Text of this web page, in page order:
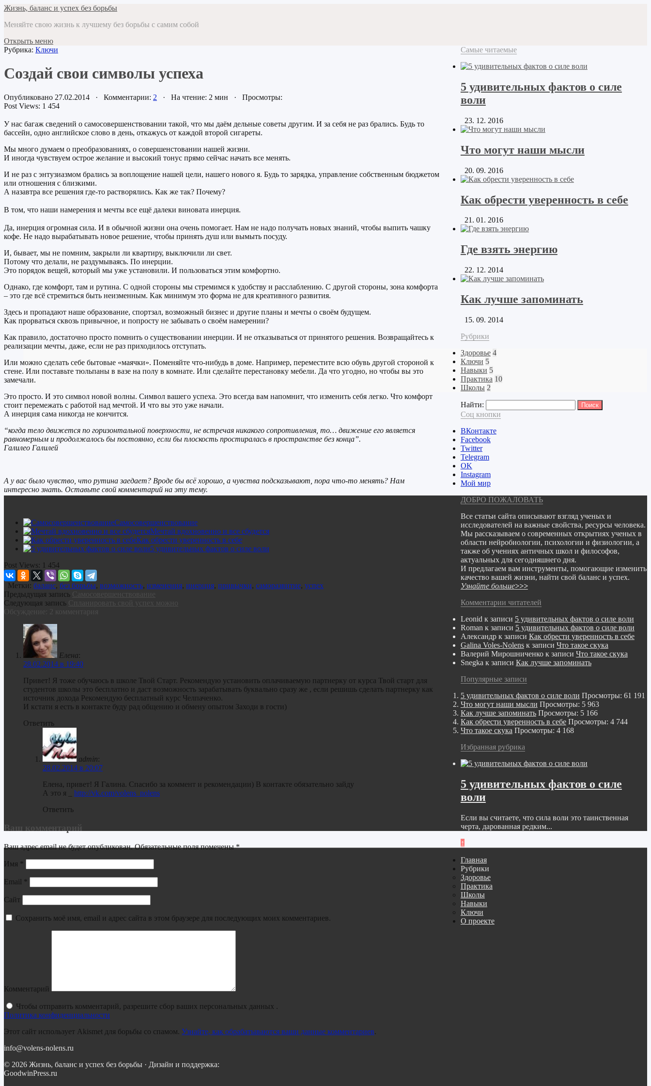
Жизнь, баланс и успех без борьбы
Меняйте свою жизнь к лучшему без борьбы с самим собой
Открыть меню
Рубрика: Ключи
Создай свои символы успеха
Опубликовано 27.02.2014 · Комментарии: 2 · На чтение: 2 мин · Просмотры:
Post Views: 1 454
У нас багаж сведений о самосовершенствовании такой, что мы даём дельные советы другим. И за себя не раз брались. Будь то
бассейн, одно английское слово в день, откажусь от каждой второй сигареты.
Мы много думаем о преобразованиях, о совершенстовании нашей жизни.
И иногда чувствуем острое желание и высокий тонус прямо сейчас начать все менять.
И не раз с энтузиазмом брались за воплощение нашей цели, нашего нового я. Будь то зарядка, управление собственным бюджетом
или отношения с близкими.
А назавтра все решения где-то растворялись. Как же так? Почему?
В том, что наши намерения и мечты все ещё далеки виновата инерция.
Да, инерция огромная сила. И в обычной жизни она очень помогает. Нам не надо получать новых знаний, чтобы выпить чашку
кофе. Не надо вырабатывать новое решение, чтобы принять душ или вымыть посуду.
И, бывает, мы не помним, закрыли ли квартиру, выключили ли свет.
Потому что делали, не раздумываясь. По инерции.
Это порядок вещей, который мы уже установили. И пользоваться этим комфортно.
Однако, где комфорт, там и рутина. С одной стороны мы стремимся к удобству и расслаблению. С другой стороны, зона комфорта
– это где всё стремиться быть неизменным. Как минимум это форма не для креативного развития.
Здесь и пропадают наше образование, спортзал, возможный бизнес и другие планы и мечты о своём будущем.
Как прорваться сквозь привычное, и попросту не забывать о своём намерении?
Как правило, достаточно просто помнить о существовании инерции. И не отказываться от принятого решения. Возвращайтесь к
реализации мечты, даже, если не раз приходилось отступать.
Или можно сделать себе бытовые «маячки». Поменяйте что-нибудь в доме. Например, переместите всю обувь другой стороной к
стене. Или поставьте тюльпаны в вазе на полу в комнате. Или сделайте перестановку мебели. Да что угодно, но чтобы вы это
замечали.
Это просто. И это символ новой волны. Символ вашего успеха. Это всегда вам напомнит, что изменить себя легко. Что комфорт
стоит перемежать с работой над мечтой. И что вы это уже начали.
А инерция сама никогда не кончится.
“когда тело движется по горизонтальной поверхности, не встречая никакого сопротивления, то… движение его является
равномерным и продолжалось бы постоянно, если бы плоскость простиралась в пространстве без конца”.
Галилео Галилей
А у вас было чувство, что рутина заедает? Вроде бы всё хорошо, а чувства подсказывают, пора что-то менять? Нам
интересно знать. Оставьте свой комментарий на эту тему.
Самосовершенствование
Мечтай вдохновенно и все сбудется
Как обрести уверенность в себе
5 удивительных фактов о силе воли
Post Views: 1 454
Метки: баланс, без борьбы, возможность, изменения, инерция, привычки, саморазвитие, успех
Предыдущая запись Самосовершенствование
Следующая запись Спланировать свой успех можно
Обсуждение: 2 комментария
Елена:
28.02.2014 в 19:40
Привет! Я тоже обучаюсь в школе Твой Старт. Рекомендую установить оплачиваемую партнерку от курса Твой старт для
студентов школы это бесплатно и даст возможность зарабатывать буквально сразу же , если решишь сделать партнерку как
источник дохода Рекомендую бесплатный курс Челпаченко.
И кстати я есть в контакте буду рад общению и обмену опытом Заходи в гости)
Ответить
admin:
28.02.2014 в 20:07
Елена, привет! Я Галина. Спасибо за коммент и рекомендации) В контакте обязательно зайду
А это я _ http://vk.com/volens_nolens
Ответить
Ваш комментарий
Ваш адрес email не будет опубликован.Обязательные поля помечены*
Имя *
Email *
Сайт
Сохранить моё имя, email и адрес сайта в этом браузере для последующих моих комментариев.
Комментарий
Чтобы отправить комментарий, разрешите сбор ваших персональных данных .
Политика конфиденциальности
Этот сайт использует Akismet для борьбы со спамом. Узнайте, как обрабатываются ваши данные комментариев.
Самые читаемые
5 удивительных фактов о силе
воли
23. 12. 2016
Что могут наши мысли
20. 09. 2016
Как обрести уверенность в себе
21. 01. 2016
Где взять энергию
22. 12. 2014
Как лучше запоминать
15. 09. 2014
Рубрики
Здоровье 4
Ключи 5
Навыки 5
Практика 10
Школы 2
Найти:
Соц кнопки
ВКонтакте
Facebook
Twitter
Telegram
ОK
Instagram
Мой мир
ДОБРО ПОЖАЛОВАТЬ
Все статьи сайта описывают взгляд ученых и
исследователей на важные свойства, ресурсы человека.
Мы рассказываем о современных открытиях ученых в
области нейробиологии, психологии и физиологии, а
также об учениях античных школ и философов,
актуальных для сегодняшнего дня.
И предлагаем вам инструменты, помогающие изменить
качество вашей жизни, найти свой баланс и успех.
Узнайте больше>>>
Комментарии читателей
Leonid к записи 5 удивительных фактов о силе воли
Roman к записи 5 удивительных фактов о силе воли
Александрк записи Как обрести уверенность в себе
Galina Voles-Nolensк записи Что такое скука
Валерий Мирошниченкок записи Что такое скука
Snegka к записи Как лучше запоминать
Популярные записи
5 удивительных фактов о силе воли Просмотры: 61 191
Что могут наши мысли Просмотры: 5 963
Как лучше запоминать Просмотры: 5 166
Как обрести уверенность в себе Просмотры: 4 744
Что такое скука Просмотры: 4 168
Избранная рубрика
5 удивительных фактов о силе
воли
Если вы считаете, что сила воли это таинственная
черта, дарованная редким...
↑
Главная
Рубрики
Здоровье
Практика
Школы
Навыки
Ключи
О проекте
info@volens-nolens.ru
© 2026 Жизнь, баланс и успех без борьбы · Дизайн и поддержка:
GoodwinPress.ru